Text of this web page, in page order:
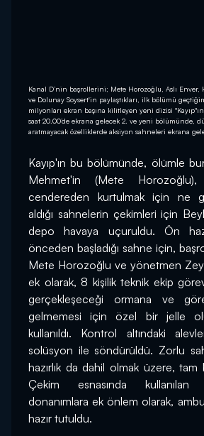
Kanal D’nin başrollerini; Mete Horozoğlu, Aslı Enver,
ve Dolunay Soysert'in paylaştıkları, ilk bölümü
milyonları ekran başına kilitleyen yeni dizisi
saat 20.00’de ekrana gelecek 2. ve yeni bölümünde,
aratmayacak özelliklerde aksiyon sahneleri ekrana
Kayıp'ın bu bölümünde, ölümle
Mehmet'in (Mete
cendereden kurtulmak için ne
aldığı sahnelerin çekimleri için
depo havaya uçuruldu. Ön
önceden başladığı sahne için,
Mete Horozoğlu ve yönetmen
ek olarak, 8 kişilik teknik ekip
gerçekleşeceği ormana ve
gelmemesi için özel bir jelle
kullanıldı. Kontrol altındaki
solüsyon ile söndürüldü. Zorlu
hazırlık da dahil olmak üzere,
Çekim esnasında
donanımlara ek önlem olarak,
hazır tutuldu.